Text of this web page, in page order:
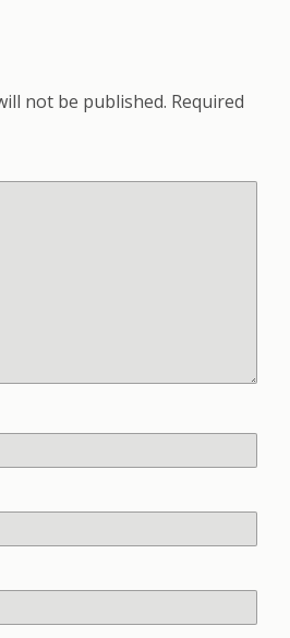
not be published. Required